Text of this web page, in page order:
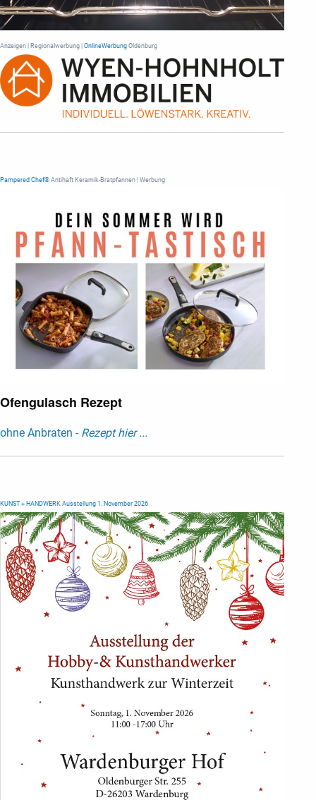
Anzeigen | Regionalwerbung | OnlineWerbung Oldenburg
Pampered Chef® Antihaft Keramik-Bratpfannen | Werbung
Ofengulasch Rezept
ohne Anbraten - Rezept hier ...
KUNST + HANDWERK Ausstellung 1. November 2026